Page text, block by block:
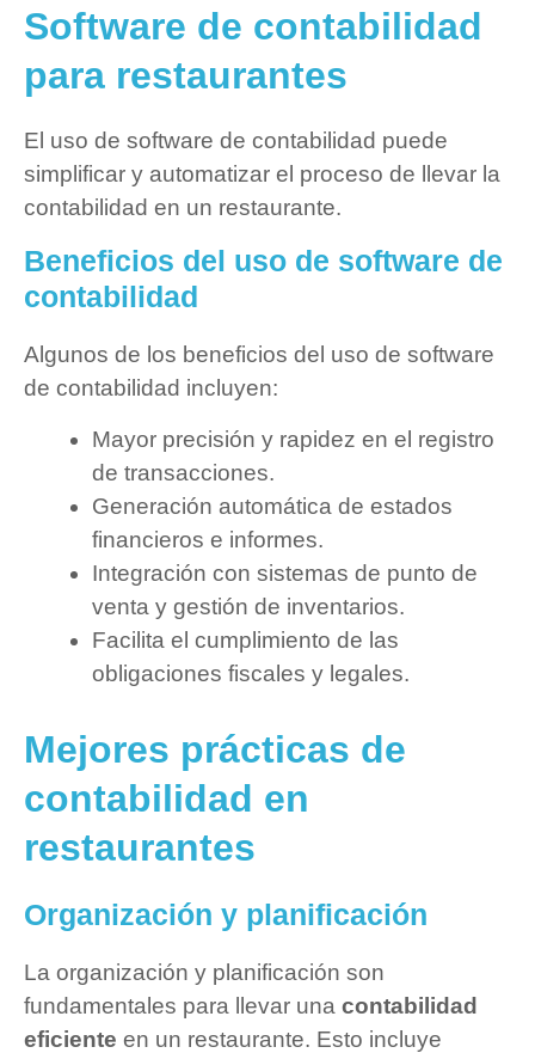
Software de contabilidad
para restaurantes
El uso de software de contabilidad puede
simplificar y automatizar el proceso de llevar la
contabilidad en un restaurante.
Beneficios del uso de software de
contabilidad
Algunos de los beneficios del uso de software
de contabilidad incluyen:
Mayor precisión y rapidez en el registro
de transacciones.
Generación automática de estados
financieros e informes.
Integración con sistemas de punto de
venta y gestión de inventarios.
Facilita el cumplimiento de las
obligaciones fiscales y legales.
Mejores prácticas de
contabilidad en
restaurantes
Organización y planificación
La organización y planificación son
fundamentales para llevar una contabilidad
eficiente en un restaurante. Esto incluye